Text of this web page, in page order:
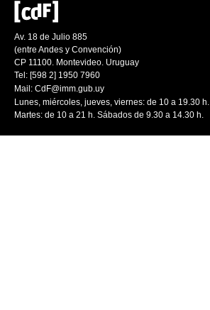
Av. 18 de Julio 885
(entre Andes y Convención)
CP 11100. Montevideo. Uruguay
Tel: [598 2] 1950 7960
Mail: CdF@imm.gub.uy
Lunes, miércoles, jueves, viernes: de 10 a 19.30 h.
Martes: de 10 a 21 h. Sábados de 9.30 a 14.30 h.